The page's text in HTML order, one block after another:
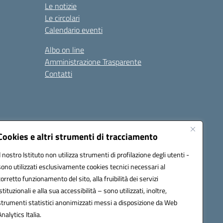
e altri strumenti di tracciamento
nostro Istituto non utilizza strumenti di profilazione degli utenti -
utilizzati esclusivamente cookies tecnici necessari al
funzionamento del sito, alla fruibilità dei servizi
e alla sua accessibilità – sono utilizzati, inoltre,
statistici anonimizzati messi a disposizione da Web
Italia.
Le notizie
Le circolari
Calendario eventi
Albo on line
Amministrazione Trasparente
Contatti